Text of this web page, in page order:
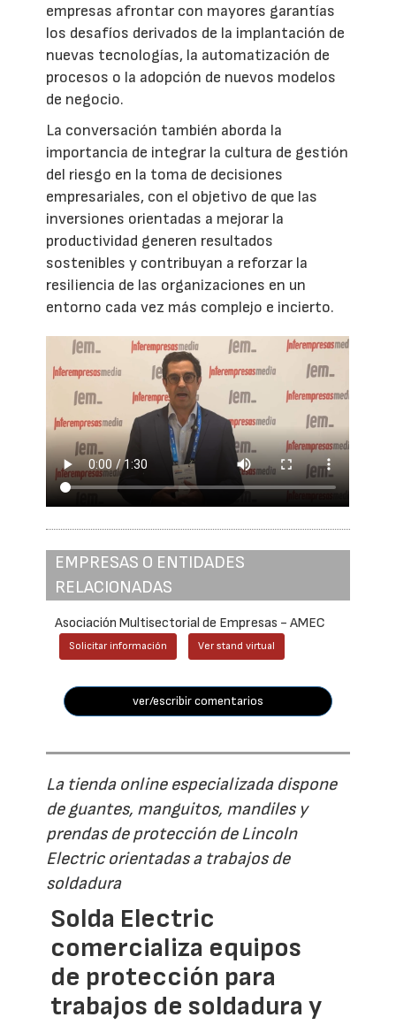
empresas afrontar con mayores garantías
los desafíos derivados de la implantación de
nuevas tecnologías, la automatización de
procesos o la adopción de nuevos modelos
de negocio.
La conversación también aborda la
importancia de integrar la cultura de gestión
del riesgo en la toma de decisiones
empresariales, con el objetivo de que las
inversiones orientadas a mejorar la
productividad generen resultados
sostenibles y contribuyan a reforzar la
resiliencia de las organizaciones en un
entorno cada vez más complejo e incierto.
EMPRESAS O ENTIDADES
RELACIONADAS
Asociación Multisectorial de Empresas - AMEC
Solicitar información Ver stand virtual
ver/escribir comentarios
La tienda online especializada dispone
de guantes, manguitos, mandiles y
prendas de protección de Lincoln
Electric orientadas a trabajos de
soldadura
Solda Electric
comercializa equipos
de protección para
trabajos de soldadura y